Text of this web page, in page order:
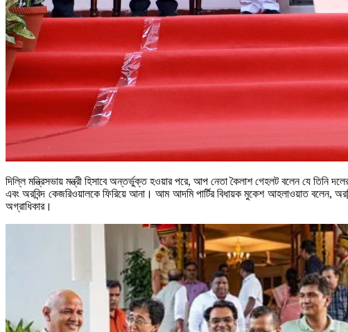
দিল্লি মন্ত্রিসভায় মন্ত্রী হিসাবে অন্তর্ভুক্ত হওয়ার পরে, আপ নেতা কৈলাশ গেহলট বলেন যে তিনি
এবং অরবিন্দ কেজরিওয়ালকে ফিরিয়ে আনা। আম আদমি পার্টির বিধায়ক মুকেশ আহলাওয়াত বলেন,
অগ্রাধিকার।